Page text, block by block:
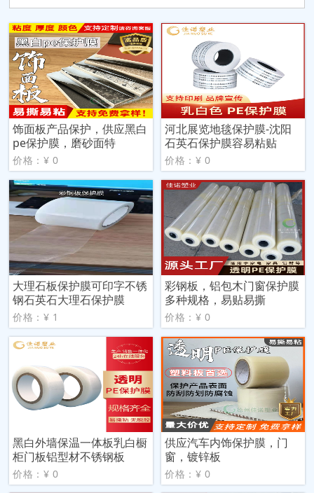
饰面板产品保护，供应黑白
pe保护膜，磨砂面特
价格：¥ 0
河北展览地毯保护膜-沈阳
石英石保护膜容易粘贴
价格：¥ 0
大理石板保护膜可印字不锈
钢石英石大理石保护膜
价格：¥ 1
彩钢板，铝包木门窗保护膜
多种规格，易贴易撕
价格：¥ 0
黑白外墙保温一体板乳白橱
柜门板铝型材不锈钢板
价格：¥ 0
供应汽车内饰保护膜，门
窗，镀锌板
价格：¥ 0